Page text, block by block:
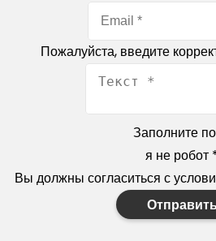
Пожалуйста, введите
Заполните
я не робот
Вы должны согласиться с
Отправить